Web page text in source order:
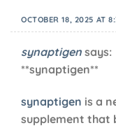
OCTOBER 18, 2025 AT
synaptigen says:
**synaptigen**
synaptigen is a
supplement that